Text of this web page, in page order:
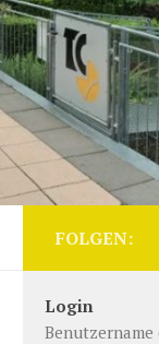
FOLGEN:
Login
Benutzername